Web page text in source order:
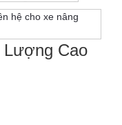
Lượng Cao